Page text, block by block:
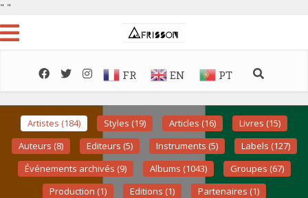
" "
FR EN PT
Artistes (184) Styles (19) Articles (16)
Livres (15)
Auteurs (8)
Editeurs (5) Instruments (5)
Labels (127)
Événements archivés (9)
Albums (1043)
Groupes (67)
Production (1)
Editions (1)
Partenaires (1)